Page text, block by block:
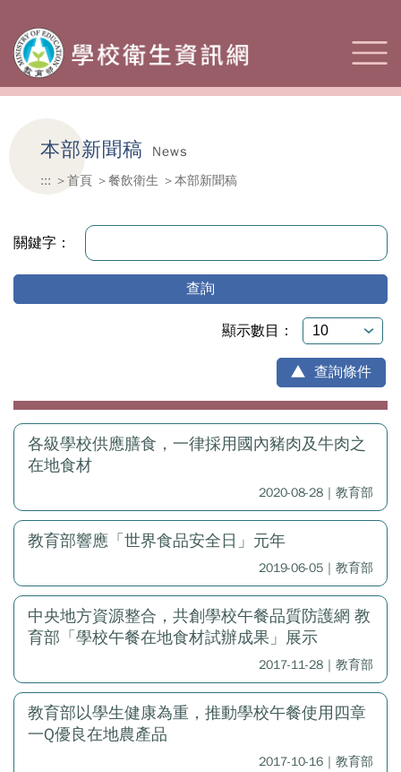
本部新聞稿
News
:::
首頁 餐飲衛生 本部新聞稿
關鍵字：
查詢
顯示數目：
查詢條件
各級學校供應膳食，一律採用國內豬肉及牛肉之
在地食材
2020-08-28｜教育部
教育部響應「世界食品安全日」元年
2019-06-05｜教育部
中央地方資源整合，共創學校午餐品質防護網 教
育部「學校午餐在地食材試辦成果」展示
2017-11-28｜教育部
教育部以學生健康為重，推動學校午餐使用四章
一Q優良在地農產品
2017-10-16｜教育部